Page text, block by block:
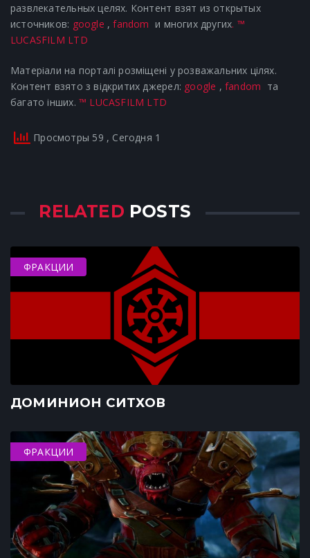
развлекательных целях. Контент взят из открытых
источников: google ,fandom и многих других. ™
LUCASFILM LTD
Матеріали на порталі розміщені у розважальних цілях.
Контент взято з відкритих джерел: google ,fandom та
багато інших. ™ LUCASFILM LTD
Просмотры 59 , Сегодня 1
RELATED POSTS
ФРАКЦИИ
ДОМИНИОН СИТХОВ
ФРАКЦИИ